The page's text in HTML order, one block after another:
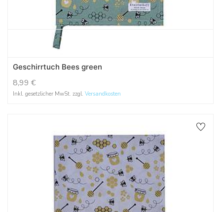
Geschirrtuch Bees green
8,99 €
Inkl. gesetzlicher MwSt. zzgl. Versandkosten